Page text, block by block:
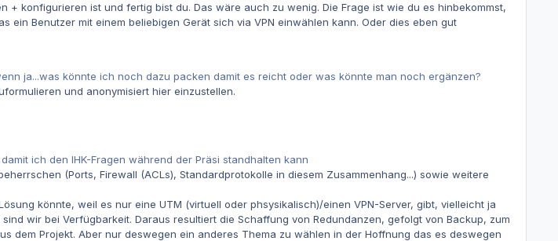
+ konfigurieren ist und fertig bist du. Das wäre auch zu wenig. Die Frage ist wie du es hinbekommst,
ein Benutzer mit einem beliebigen Gerät sich via VPN einwählen kann. Oder dies eben gut
ja...was könnte ich noch dazu packen damit es reicht oder was könnte man noch ergänzen?
und anonymisiert hier einzustellen.
ich den IHK-Fragen während der Präsi standhalten kann
(Ports, Firewall (ACLs), Standardprotokolle in diesem Zusammenhang...) sowie weitere
könnte, weil es nur eine UTM (virtuell oder phsysikalisch)/einen VPN-Server, gibt, vielleicht ja
wir bei Verfügbarkeit. Daraus resultiert die Schaffung von Redundanzen, gefolgt von Backup, zum
dem Projekt. Aber nur deswegen ein anderes Thema zu wählen in der Hoffnung das es deswegen